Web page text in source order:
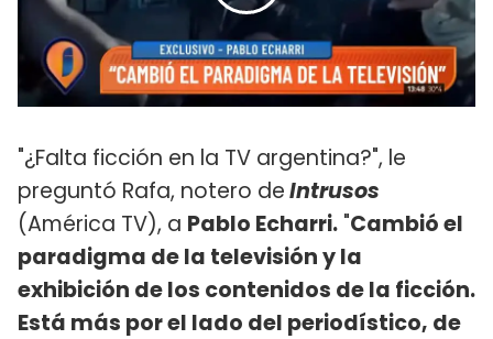
"¿Falta ficción en la TV argentina?", le
preguntó Rafa, notero deIntrusos
(América TV), a Pablo Echarri. "Cambió el
paradigma de la televisión y la
exhibición de los contenidos de la ficción.
Está más por el lado del periodístico, de